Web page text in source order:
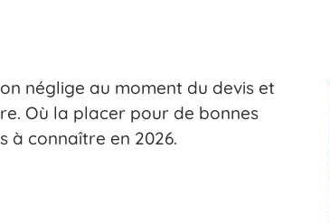
néglige au moment du devis et
Où la placer pour de bonnes
à connaître en 2026.